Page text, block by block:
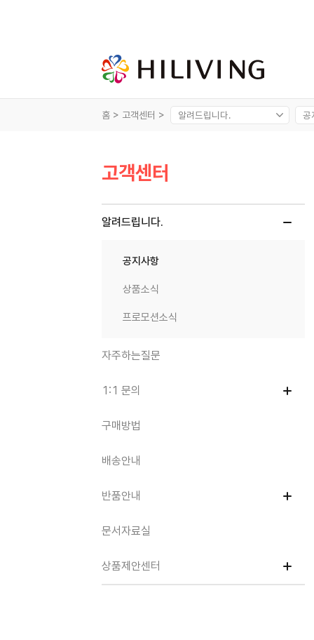
홈 > 고객센터 >
고객센터
알려드립니다.
공지사항
상품소식
프로모션소식
자주하는질문
1:1 문의
구매방법
배송안내
반품안내
문서자료실
상품제안센터